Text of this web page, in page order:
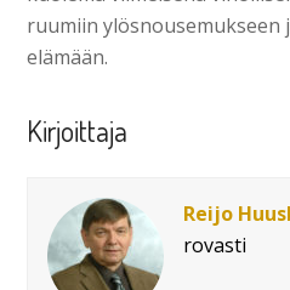
ruumiin ylösnousemukseen
elämään.
Kirjoittaja
Reijo
rovasti